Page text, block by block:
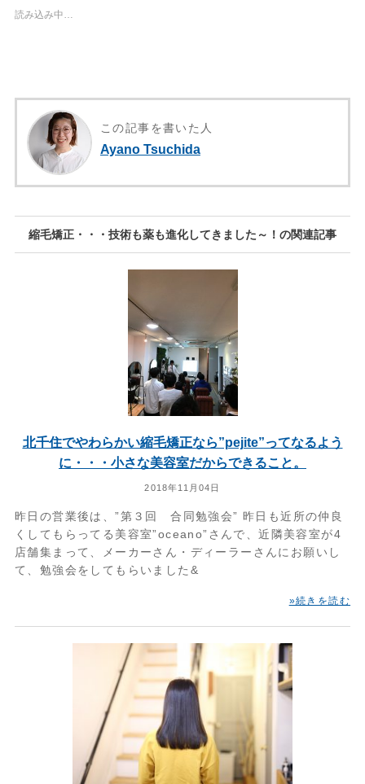
読み込み中…
この記事を書いた人
Ayano Tsuchida
縮毛矯正・・・技術も薬も進化してきました～！の関連記事
北千住でやわらかい縮毛矯正なら”pejite”ってなるよう
に・・・小さな美容室だからできること。
2018年11月04日
昨日の営業後は、”第３回 合同勉強会” 昨日も近所の仲良
くしてもらってる美容室”oceano”さんで、近隣美容室が4
店舗集まって、メーカーさん・ディーラーさんにお願いし
て、勉強会をしてもらいました&
»続きを読む